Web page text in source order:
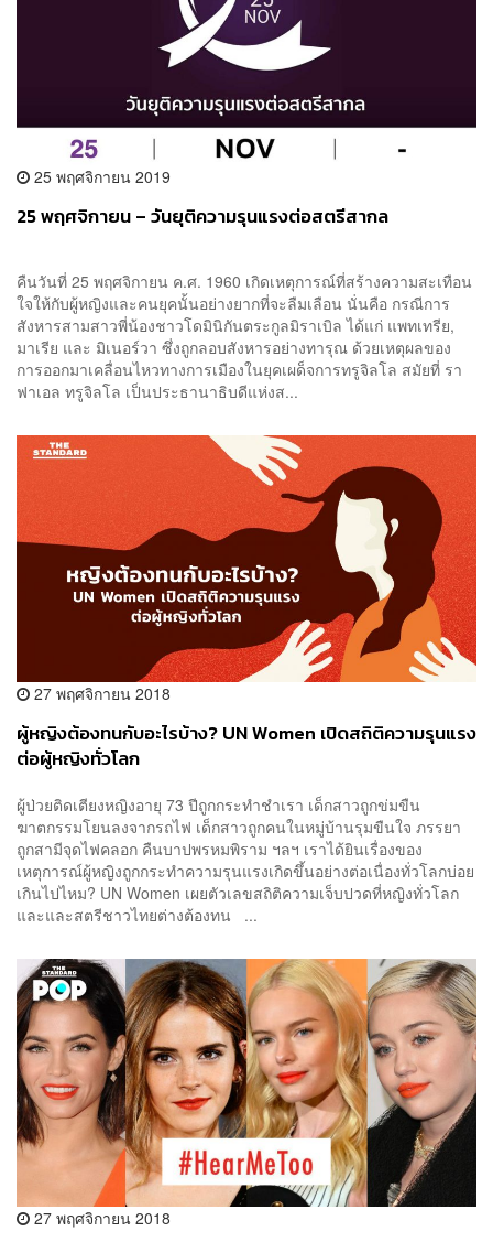
25 พฤศจิกายน 2019
25 พฤศจิกายน – วันยุติความรุนแรงต่อสตรีสากล
คืนวันที่ 25 พฤศจิกายน ค.ศ. 1960 เกิดเหตุการณ์ที่สร้างความสะเทือน
ใจให้กับผู้หญิงและคนยุคนั้นอย่างยากที่จะลืมเลือน นั่นคือ กรณีการ
สังหารสามสาวพี่น้องชาวโดมินิกันตระกูลมิราเบิล ได้แก่ แพทเทรีย,
มาเรีย และ มิเนอร์วา ซึ่งถูกลอบสังหารอย่างทารุณ ด้วยเหตุผลของ
การออกมาเคลื่อนไหวทางการเมืองในยุคเผด็จการทรูจิลโล สมัยที่ รา
ฟาเอล ทรูจิลโล เป็นประธานาธิบดีแห่งส...
27 พฤศจิกายน 2018
ผู้หญิงต้องทนกับอะไรบ้าง? UN Women เปิดสถิติความรุนแรง
ต่อผู้หญิงทั่วโลก
ผู้ป่วยติดเตียงหญิงอายุ 73 ปีถูกกระทำชำเรา เด็กสาวถูกข่มขืน
ฆาตกรรมโยนลงจากรถไฟ เด็กสาวถูกคนในหมู่บ้านรุมขืนใจ ภรรยา
ถูกสามีจุดไฟคลอก คืนบาปพรหมพิราม ฯลฯ เราได้ยินเรื่องของ
เหตุการณ์ผู้หญิงถูกกระทำความรุนแรงเกิดขึ้นอย่างต่อเนื่องทั่วโลกบ่อย
เกินไปไหม? UN Women เผยตัวเลขสถิติความเจ็บปวดที่หญิงทั่วโลก
และและสตรีชาวไทยต่างต้องทน ...
27 พฤศจิกายน 2018